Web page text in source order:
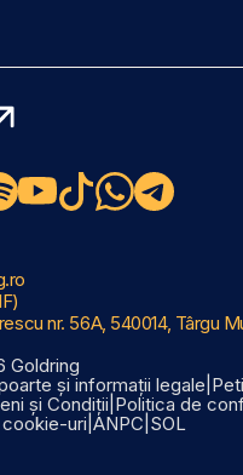
nr. 56A, 540014, Târgu
Goldring
și informații legale
și Condiții Politica de
uri ANPC SOL